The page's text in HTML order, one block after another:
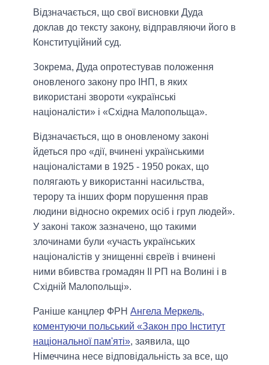
Відзначається, що свої висновки Дуда
доклав до тексту закону, відправляючи його в
Конституційний суд.
Зокрема, Дуда опротестував положення
оновленого закону про ІНП, в яких
використані звороти «українські
націоналісти» і «Східна Малопольща».
Відзначається, що в оновленому законі
йдеться про «дії, вчинені українськими
націоналістами в 1925 - 1950 роках, що
полягають у використанні насильства,
терору та інших форм порушення прав
людини відносно окремих осіб і груп людей».
У законі також зазначено, що такими
злочинами були «участь українських
націоналістів у знищенні євреїв і вчинені
ними вбивства громадян ІІ РП на Волині і в
Східній Малопольщі».
Раніше канцлер ФРН Ангела Меркель,
коментуючи польський «Закон про Інститут
національної пам'яті», заявила, що
Німеччина несе відповідальність за все, що